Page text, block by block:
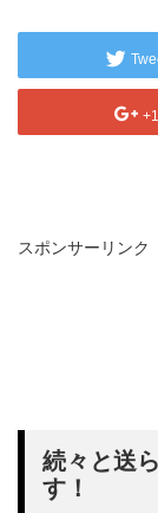
+1
スポンサーリンク
続々と送
す！